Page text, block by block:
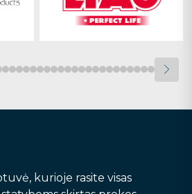
kurioje rasite visas